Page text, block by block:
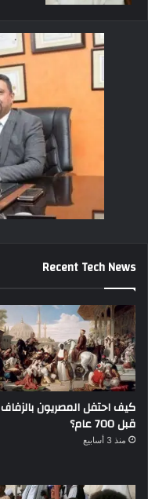
Recent Tech News
كيف احتفل المصريون بالزفاف
قبل 700 عام؟
منذ 3 أسابيع